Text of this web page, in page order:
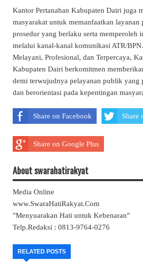
Kantor Pertanahan Kabupaten Dairi juga
masyarakat untuk memanfaatkan layanan
prosedur yang berlaku serta memperoleh
melalui kanal-kanal komunikasi ATR/
Melayani, Profesional, dan Terpercaya,
Kabupaten Dairi berkomitmen
demi terwujudnya pelayanan publik yang
dan berorientasi pada kepentingan
Share on Facebook Share
Share on Google Plus
About swarahatirakyat
Media Online
www.SwaraHatiRakyat.Com
"Menyuarakan Hati untuk Kebenaran"
Telp.Redaksi : 0813-9764-0276
RELATED POSTS